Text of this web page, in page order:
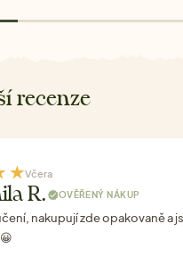
recenze
Včera
R. OVĚŘENÝ NÁKUP
nakupují zde opakovaně a